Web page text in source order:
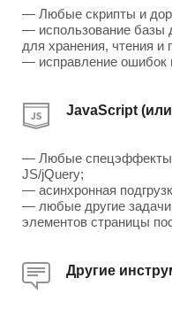
— Любые скрипты и
— использование базы
для хранения, чтения и
— исправление ошибок
JavaScript
— Любые спецэффекты
JS/jQuery;
— асинхронная
— любые другие
элементов страницы
Другие